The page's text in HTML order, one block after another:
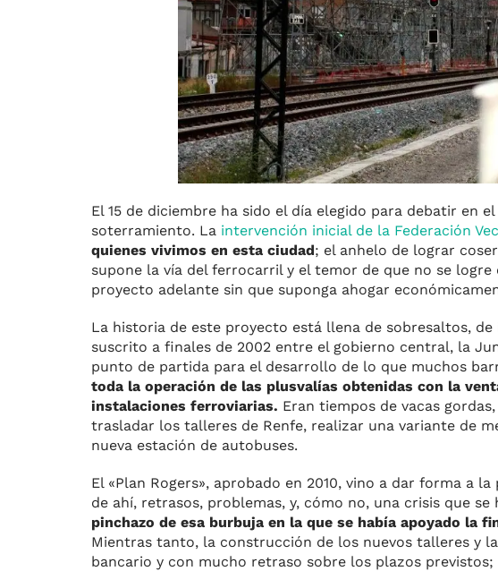
El 15 de diciembre ha sido el día elegido para debatir en
soterramiento. La intervención inicial de la Federación
quienes vivimos en esta ciudad; el anhelo de lograr
supone la vía del ferrocarril y el temor de que no se
proyecto adelante sin que suponga ahogar
La historia de este proyecto está llena de sobresaltos,
suscrito a finales de 2002 entre el gobierno central, la
punto de partida para el desarrollo de lo que muchos
toda la operación de las plusvalías obtenidas con la
instalaciones ferroviarias. Eran tiempos de vacas
trasladar los talleres de Renfe, realizar una variante de
nueva estación de autobuses.
El «Plan Rogers», aprobado en 2010, vino a dar forma a
de ahí, retrasos, problemas, y, cómo no, una crisis que
pinchazo de esa burbuja en la que se había apoyado la
Mientras tanto, la construcción de los nuevos talleres y
bancario y con mucho retraso sobre los plazos